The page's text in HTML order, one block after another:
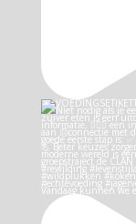
Vandaag kunnen we